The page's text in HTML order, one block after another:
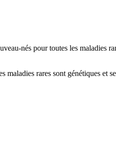
nés pour toutes les maladies
rares sont génétiques et